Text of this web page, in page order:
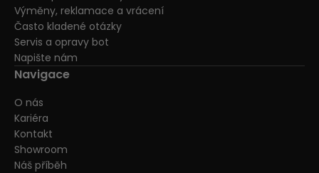
Výměny, reklamace a vrácení
Často kladené otázky
Servis a opravy bot
Napište nám
Navigace
O nás
Kariéra
Kontakt
Showroom
Náš příběh